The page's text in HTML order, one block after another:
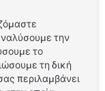
την
το
τη δική
περιλαμβάνει